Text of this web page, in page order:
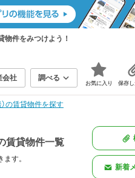
物件をみつけよう！
会社 調べる
お気に入り 保存
の賃貸物件を探す
賃貸物件一覧
す。
新着